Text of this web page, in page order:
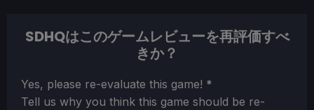
SDHQはこのゲームレビューを再評価すべ
きか？
Section
Yes, please re-evaluate this game! *
Tell us why you think this game should be re-